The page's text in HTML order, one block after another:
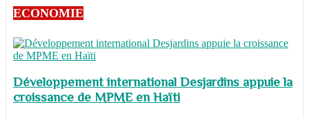
ECONOMIE
Développement international Desjardins appuie la
croissance de MPME en Haïti